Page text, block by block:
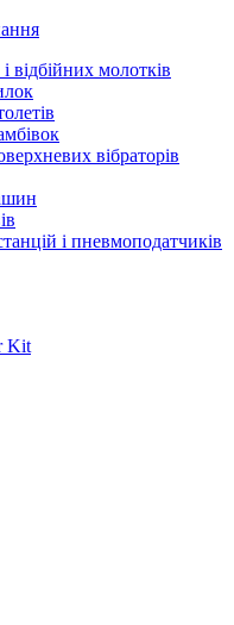
відбійних молотків
вібраторів
і пневмоподатчиків
Kit